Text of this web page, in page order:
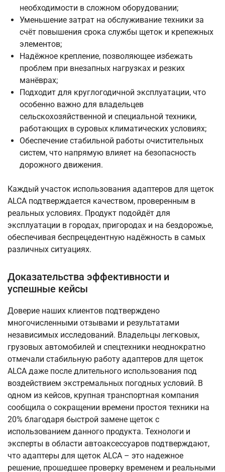
необходимости в сложном оборудовании;
Уменьшение затрат на обслуживание техники за
счёт повышения срока службы щеток и крепежных
элементов;
Надёжное крепление, позволяющее избежать
проблем при внезапных нагрузках и резких
манёврах;
Подходит для круглогодичной эксплуатации, что
особенно важно для владельцев
сельскохозяйственной и специальной техники,
работающих в суровых климатических условиях;
Обеспечение стабильной работы очистительных
систем, что напрямую влияет на безопасность
дорожного движения.
Каждый участок использования адаптеров для щеток
ALCA подтверждается качеством, проверенным в
реальных условиях. Продукт подойдёт для
эксплуатации в городах, пригородах и на бездорожье,
обеспечивая беспрецедентную надёжность в самых
различных ситуациях.
Доказательства эффективности и
успешные кейсы
Доверие наших клиентов подтверждено
многочисленными отзывами и результатами
независимых исследований. Владельцы легковых,
грузовых автомобилей и спецтехники неоднократно
отмечали стабильную работу адаптеров для щеток
ALCA даже после длительного использования под
воздействием экстремальных погодных условий. В
одном из кейсов, крупная транспортная компания
сообщила о сокращении времени простоя техники на
20% благодаря быстрой замене щеток с
использованием данного продукта. Технологи и
эксперты в области автоаксессуаров подтверждают,
что адаптеры для щеток ALCA – это надежное
решение, прошедшее проверку временем и реальными